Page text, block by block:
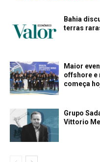
Bahia
terras
Maior
offshore e
começa
Grupo
Vittorio